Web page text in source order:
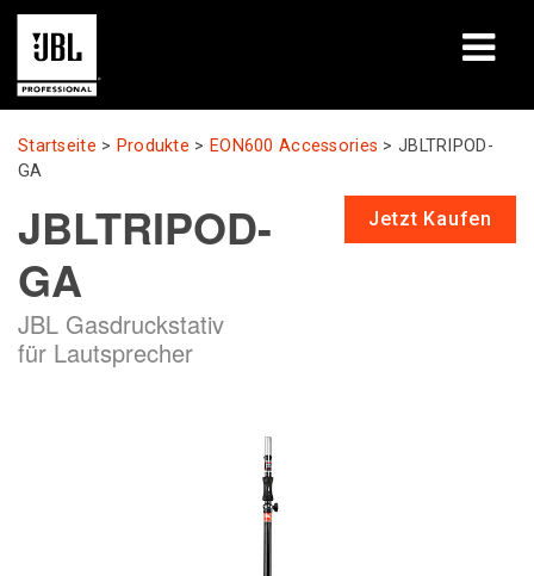
Produkte
Lernsitzungen
Über uns
Startseite > Produkte > EON600 Accessories >JBLTRIPOD-
GA
JBLTRIPOD-
GA
JBL Gasdruckstativ
für Lautsprecher
Jetzt Kaufen